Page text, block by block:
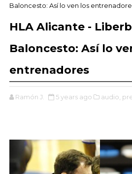
Baloncesto: Así lo ven los
HLA Alicante -
Baloncesto: Así lo
entrenadores
Ramón J. 5 years ago audio,